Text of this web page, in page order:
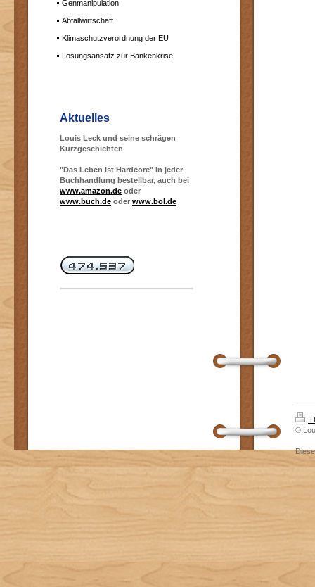
Genmanipulation
Abfallwirtschaft
Klimaschutzverordnung der EU
Lösungsansatz zur Bankenkrise
Aktuelles
Louis Leck und seine schrägen
Kurzgeschichten
"Das Leben ist Hardcore" in jeder
Buchhandlung bestellbar, auch bei
www.amazon.de oder
www.buch.de oder www.bol.de
©